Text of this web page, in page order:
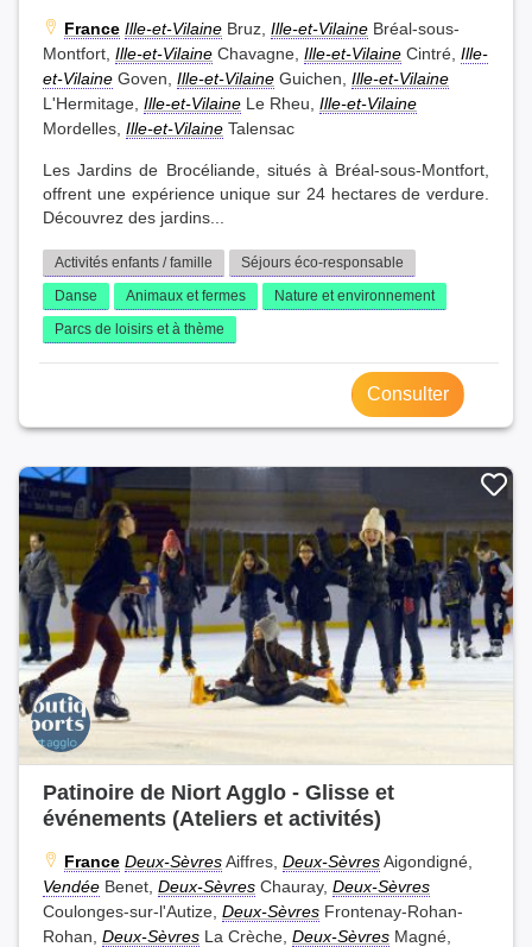
France Ille-et-Vilaine Bruz, Ille-et-Vilaine Bréal-sous-
Montfort, Ille-et-Vilaine Chavagne, Ille-et-Vilaine Cintré, Ille-
et-Vilaine Goven, Ille-et-Vilaine Guichen, Ille-et-Vilaine
L'Hermitage, Ille-et-Vilaine Le Rheu, Ille-et-Vilaine
Mordelles, Ille-et-Vilaine Talensac
Les Jardins de Brocéliande, situés à Bréal-sous-Montfort,
offrent une expérience unique sur 24 hectares de verdure.
Découvrez des jardins...
Activités enfants / famille
Séjours éco-responsable
Danse
Animaux et fermes
Nature et environnement
Parcs de loisirs et à thème
Consulter
Patinoire de Niort Agglo - Glisse et
événements (Ateliers et activités)
France Deux-SèvresAiffres, Deux-SèvresAigondigné,
Vendée Benet, Deux-Sèvres Chauray, Deux-Sèvres
Coulonges-sur-l'Autize, Deux-Sèvres Frontenay-Rohan-
Rohan, Deux-Sèvres La Crèche, Deux-Sèvres Magné,